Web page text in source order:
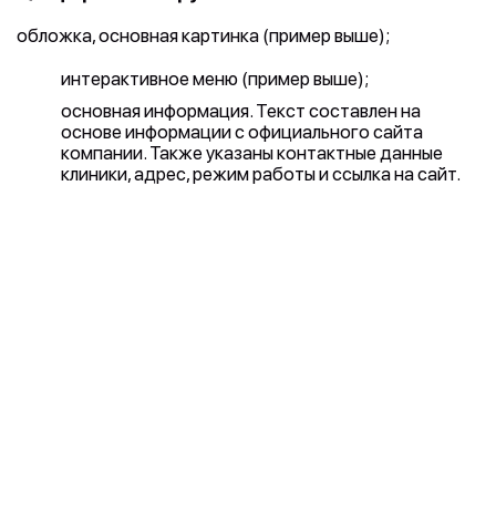
обложка, основная картинка (пример выше);
интерактивное меню (пример выше);
основная информация. Текст составлен на
основе информации с официального сайта
компании. Также указаны контактные данные
клиники, адрес, режим работы и ссылка на сайт.